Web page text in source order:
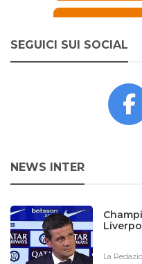
SEGUICI SUI SOCIAL
NEWS INTER
La